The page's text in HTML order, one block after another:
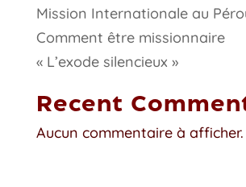
Mission Internationale au
Comment être missionnaire
« L’exode silencieux »
Recent
Aucun commentaire à afficher.